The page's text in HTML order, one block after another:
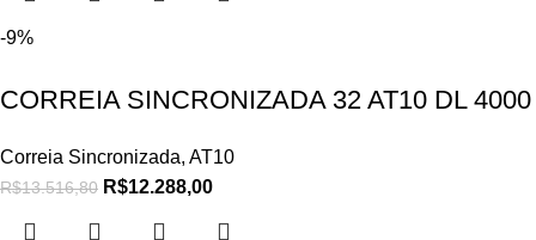
-9%
CORREIA SINCRONIZADA 32 AT10 DL 4000
Correia Sincronizada, AT10
R$13.516,80 R$12.288,00